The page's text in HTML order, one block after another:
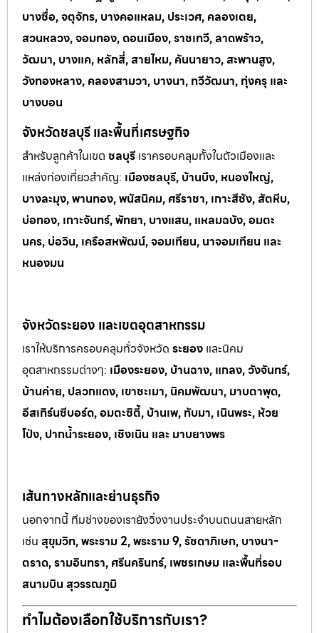
บางซื่อ, จตุจักร, บางคอแหลม, ประเวศ, คลองเตย,
สวนหลวง, จอมทอง, ดอนเมือง, ราชเทวี, ลาดพร้าว,
วัฒนา, บางแค, หลักสี่, สายไหม, คันนายาว, สะพานสูง,
วังทองหลาง, คลองสามวา, บางนา, ทวีวัฒนา, ทุ่งครุ และ
บางบอน
จังหวัดชลบุรี และพื้นที่เศรษฐกิจ
สำหรับลูกค้าในเขต ชลบุรี เราครอบคลุมทั้งในตัวเมืองและ
แหล่งท่องเที่ยวสำคัญ: เมืองชลบุรี, บ้านบึง, หนองใหญ่,
บางละมุง, พานทอง, พนัสนิคม, ศรีราชา, เกาะสีชัง, สัตหีบ,
บ่อทอง, เกาะจันทร์, พัทยา, บางแสน, แหลมฉบัง, อมตะ
นคร, บ่อวิน, เครือสหพัฒน์, จอมเทียน, นาจอมเทียน และ
หนองมน
จังหวัดระยอง และเขตอุตสาหกรรม
เราให้บริการครอบคลุมทั่วจังหวัด ระยอง และนิคม
อุตสาหกรรมต่างๆ: เมืองระยอง, บ้านฉาง, แกลง, วังจันทร์,
บ้านค่าย, ปลวกแดง, เขาชะเมา, นิคมพัฒนา, มาบตาพุด,
อีสเทิร์นซีบอร์ด, อมตะซิตี้, บ้านเพ, ทับมา, เนินพระ, ห้วย
โป่ง, ปากน้ำระยอง, เชิงเนิน และ มาบยางพร
เส้นทางหลักและย่านธุรกิจ
นอกจากนี้ ทีมช่างของเรายังวิ่งงานประจำบนถนนสายหลัก
เช่น สุขุมวิท, พระราม 2, พระราม 9, รัชดาภิเษก, บางนา-
ตราด, รามอินทรา, ศรีนครินทร์, เพชรเกษม และพื้นที่รอบ
สนามบิน สุวรรณภูมิ
ทำไมต้องเลือกใช้บริการกับเรา?